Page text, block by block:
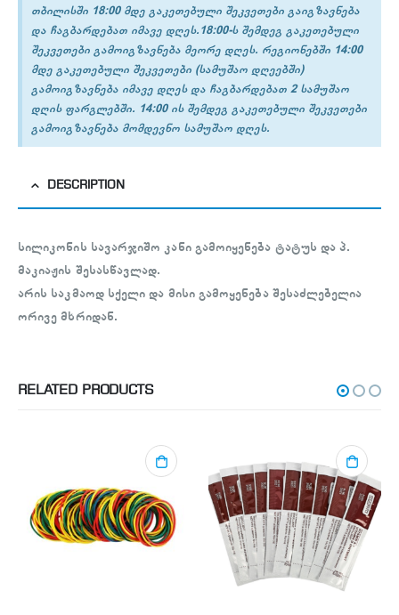
თბილისში 18:00 მდე გაკეთებული შეკვეთები გაიგზავნება
და ჩაგბარდებათ იმავე დღეს.18:00-ს შემდეგ გაკეთებული
შეკვეთები გამოიგზავნება მეორე დღეს. რეგიონებში 14:00
მდე გაკეთებული შეკვეთები (სამუშაო დღეებში)
გამოიგზავნება იმავე დღეს და ჩაგბარდებათ 2 სამუშაო
დღის ფარგლებში. 14:00 ის შემდეგ გაკეთებული შეკვეთები
გამოიგზავნება მომდევნო სამუშაო დღეს.
DESCRIPTION
სილიკონის სავარჯიშო კანი გამოიყენება ტატუს და პ.
მაკიაჟის შესასწავლად.
არის საკმაოდ სქელი და მისი გამოყენება შესაძლებელია
ორივე მხრიდან.
RELATED PRODUCTS